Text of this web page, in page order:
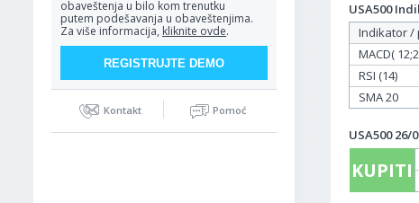
obaveštenja u bilo kom trenutku
putem podešavanja u obaveštenjima.
Za više informacija, kliknite ovde.
Kontakt Pomoć
USA500
Indikator /
MACD(
RSI (14)
SMA 20
USA500 26/
KUPITI